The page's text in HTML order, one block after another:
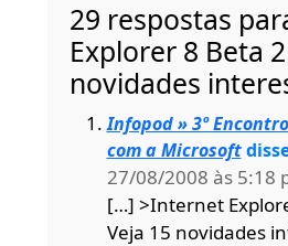
29 respostas
Explorer 8 Beta
novidades
Infopod » 3º
com a Microsoft
27/08/2008 às 5:18
[…] >Internet
Veja 15 novidades